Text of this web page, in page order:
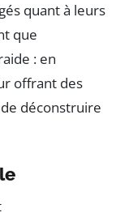
quant à leurs
que
: en
offrant des
déconstruire